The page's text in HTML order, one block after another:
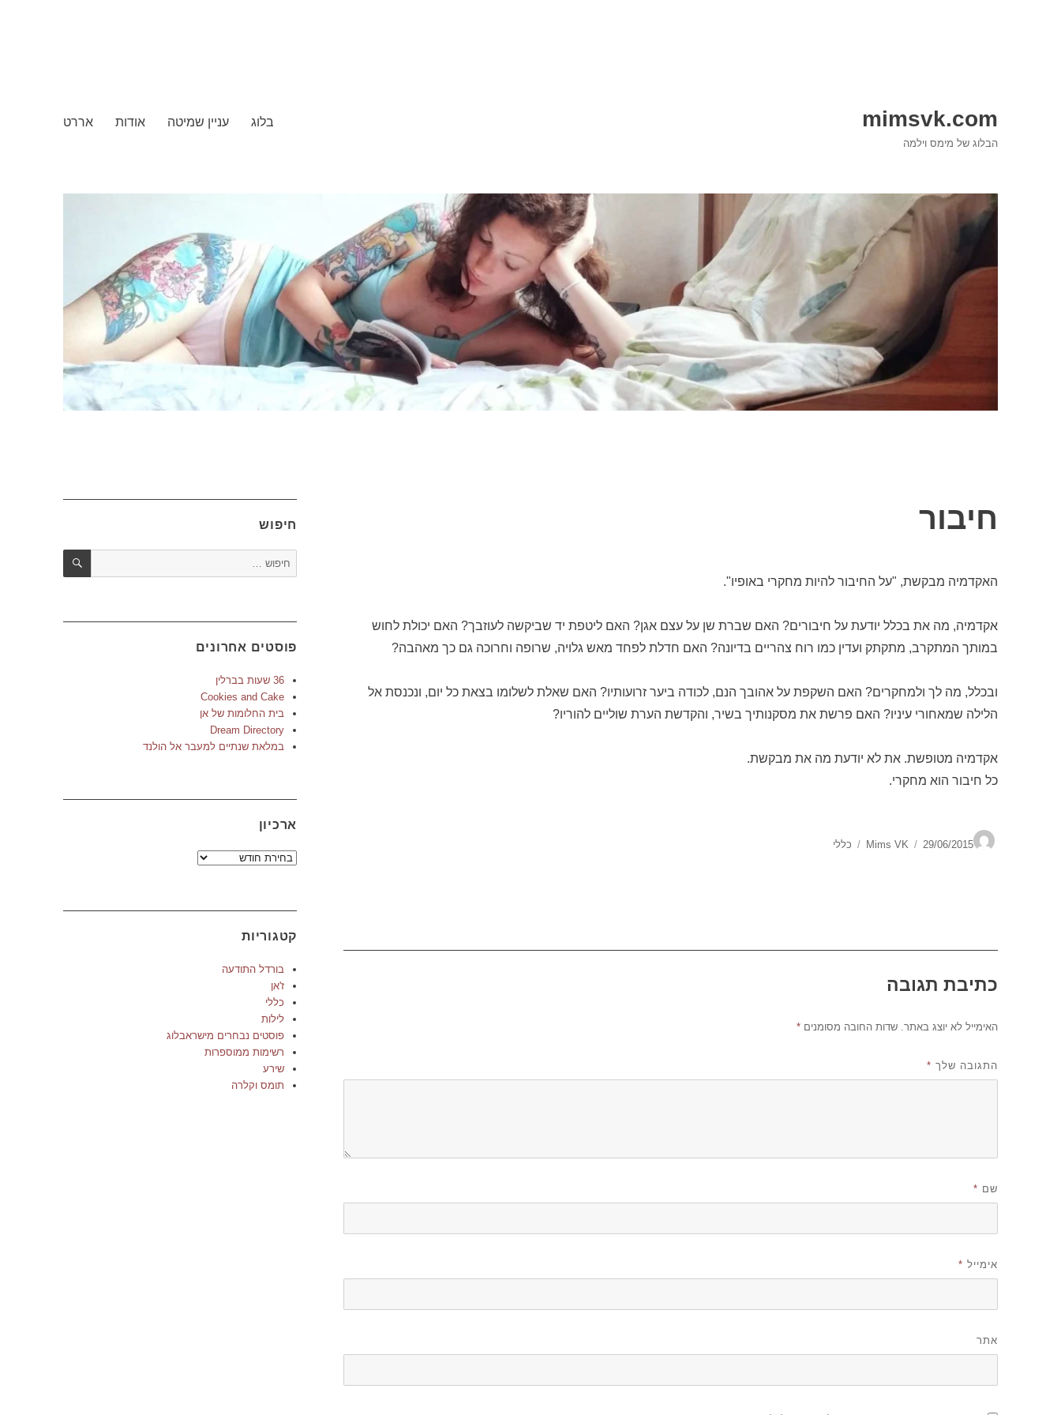
mimsvk.com
הבלוג של מימס וילמה
בלוג עניין שמיטה אודות אררט
חיבור
האקדמיה מבקשת, "על החיבור להיות מחקרי באופיו".
אקדמיה, מה את בכלל יודעת על חיבורים? האם שברת שן על עצם אגן? האם ליטפת יד שביקשה לעוזבך? האם יכולת לחוש
במותך המתקרב, מתקתק ועדין כמו רוח צהריים בדיונה? האם חדלת לפחד מאש גלויה, שרופה וחרוכה גם כך מאהבה?
ובכלל, מה לך ולמחקרים? האם השקפת על אהובך הנם, לכודה ביער זרועותיו? האם שאלת לשלומו בצאת כל יום, ונכנסת אל
הלילה שמאחורי עיניו? האם פרשת את מסקנותיך בשיר, והקדשת הערת שוליים להוריו?
אקדמיה מטופשת. את לא יודעת מה את מבקשת.
כל חיבור הוא מחקרי.
מחבר
Mims VK 29/06/2015
קטגוריות
כללי
כתיבת תגובה
האימייל לא יוצג באתר. שדות החובה מסומנים*
התגובה שלך *
שם *
אימייל *
אתר
חיפוש
חיפוש
פוסטים אחרונים
36 שעות בברלין
Cookies and Cake
בית החלומות של אן
Dream Directory
במלאת שנתיים למעבר אל הולנד
ארכיון
ארכיון
קטגוריות
בורדל התודעה
ז'אן
כללי
לילות
פוסטים נבחרים מישראבלוג
רשימות ממוספרות
שירע
תומס וקלרה